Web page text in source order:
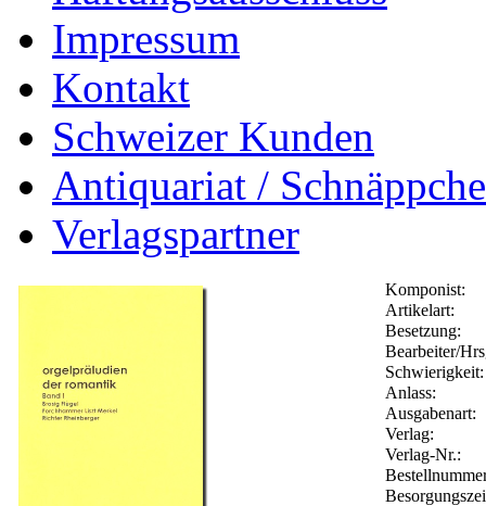
Impressum
Kontakt
Schweizer Kunden
Antiquariat /
Verlagspartner
Komponist:
Artikelart:
Besetzung:
Bearbeiter/
Schwierigkeit:
Anlass:
Ausgabenart:
Verlag:
Verlag-Nr.: